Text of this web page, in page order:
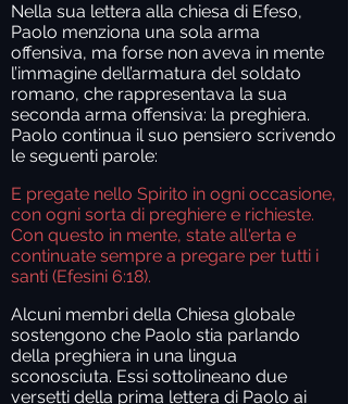
Nella sua lettera alla chiesa di Efeso,
Paolo menziona una sola arma
offensiva, ma forse non aveva in mente
l’immagine dell’armatura del soldato
romano, che rappresentava la sua
seconda arma offensiva: la preghiera.
Paolo continua il suo pensiero scrivendo
le seguenti parole:
E pregate nello Spirito in ogni occasione,
con ogni sorta di preghiere e richieste.
Con questo in mente, state all'erta e
continuate sempre a pregare per tutti i
santi (Efesini 6:18).
Alcuni membri della Chiesa globale
sostengono che Paolo stia parlando
della preghiera in una lingua
sconosciuta. Essi sottolineano due
versetti della prima lettera di Paolo ai